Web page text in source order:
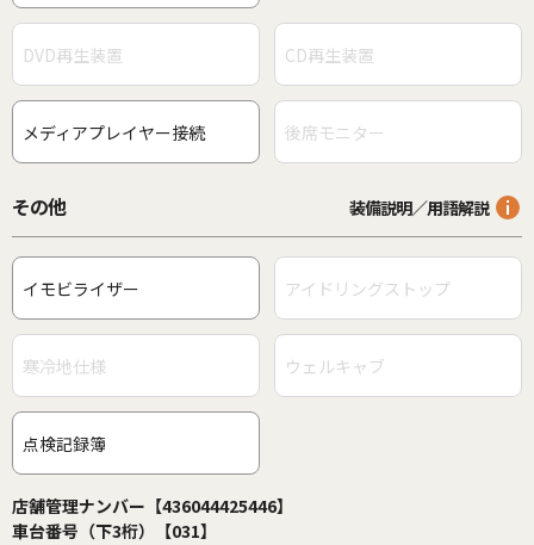
DVD再生装置 CD再生装置
メディアプレイヤー接続 後席モニター
その他 装備説明／用語解説
イモビライザー アイドリングストップ
寒冷地仕様 ウェルキャブ
点検記録簿
店舗管理ナンバー【436044425446】
車台番号（下3桁）【031】